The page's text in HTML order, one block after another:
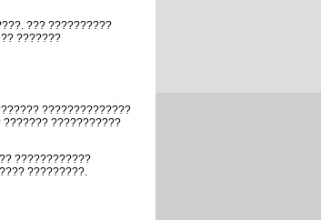
??? ??????????
???????
??????????????
???????????
????????????
?????????.